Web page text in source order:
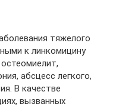
тяжелого
к линкомицину
абсцесс легкого,
В качестве
вызванных